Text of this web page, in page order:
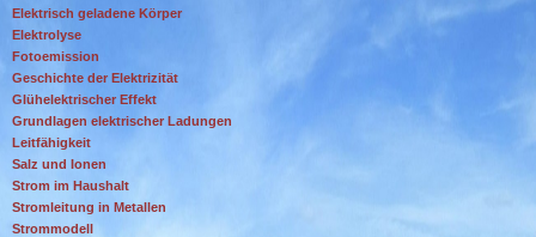
Elektrisch geladene Körper
Elektrolyse
Fotoemission
Geschichte der Elektrizität
Glühelektrischer Effekt
Grundlagen elektrischer Ladungen
Leitfähigkeit
Salz und Ionen
Strom im Haushalt
Stromleitung in Metallen
Strommodell